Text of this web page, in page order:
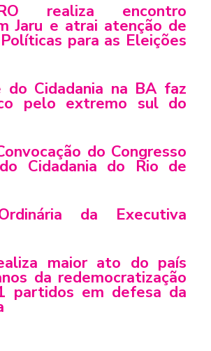
RO realiza encontro
Jaru e atrai atenção de
para as Eleições
do Cidadania na BA faz
pelo extremo sul do
do Congresso
Cidadania do Rio de
da Executiva
maior ato do país
da redemocratização
partidos em defesa da